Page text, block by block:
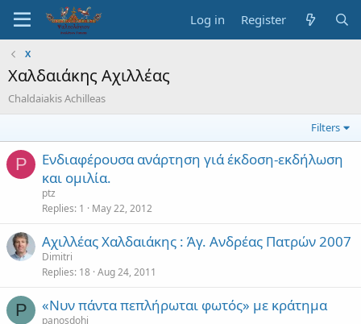
Log in Register
Χ
Χαλδαιάκης Αχιλλέας
Chaldaiakis Achilleas
Filters
P
Ενδιαφέρουσα ανάρτηση γιά έκδοση-εκδήλωση
και ομιλία.
ptz
Replies 1 May 22, 2012
Αχιλλέας Χαλδαιάκης : Άγ. Ανδρέας Πατρών 2007
Dimitri
Replies 18 Aug 24, 2011
P «Νυν πάντα πεπλήρωται φωτός» με κράτημα
panosdohi